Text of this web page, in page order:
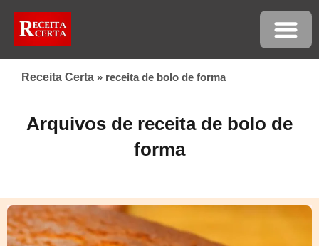
Receita Certa » receita de bolo de forma
Arquivos de receita de bolo de
forma